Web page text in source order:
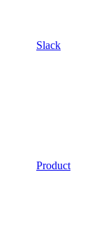
Slack
Product